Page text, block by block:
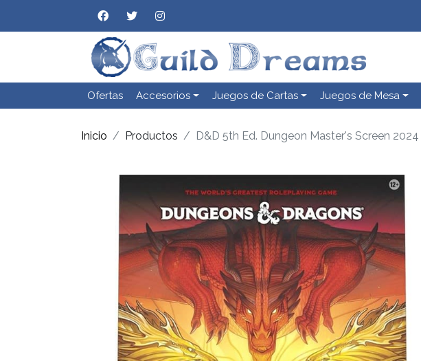
Ofertas Accesorios Juegos de Cartas Juegos de Mesa
Inicio Productos D&D 5th Ed. Dungeon Master's Screen 2024